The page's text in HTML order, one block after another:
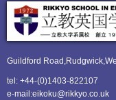
Guildford Road,Rudgwick,
tel: +44-(0)1403-822107
e-mail:eikoku@rikkyo.co.uk